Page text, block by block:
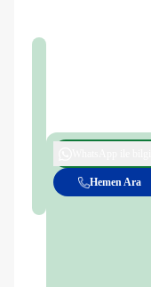
Hemen Ara